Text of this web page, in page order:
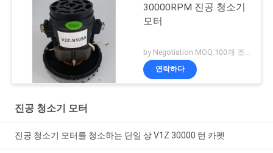
30000RPM 진공 청소기
모터
by Negotiation MOQ:100개 조각/조각
연락하다
진공 청소기 모터
진공 청소기 모터를 청소하는 단일 상 V1Z 30000 턴 카펫